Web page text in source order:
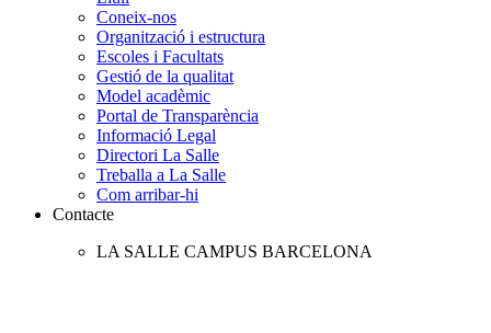
Coneix-nos
Organització i estructura
Escoles i Facultats
Gestió de la qualitat
Model acadèmic
Portal de Transparència
Informació Legal
Directori La Salle
Treballa a La Salle
Com arribar-hi
Contacte
LA SALLE CAMPUS BARCELONA